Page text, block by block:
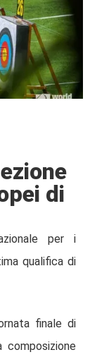
di
per i
qualifica di
finale di